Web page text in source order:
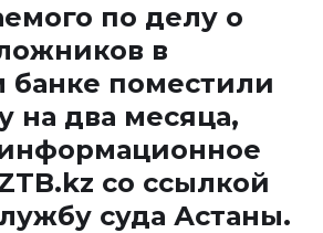
по делу о
в
банке поместили
на два месяца,
со ссылкой
суда Астаны.